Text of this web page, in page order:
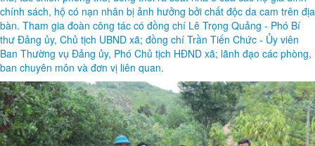
Chiều 08/7, đoàn công tác xã Minh Hòa do đồng chí Phạm Quang
Minh - Bí thư Đảng ủy, Chủ tịch HĐND xã làm Trưởng đoàn đã kiểm
tra thực địa một số công trình, dự án đầu tư công năm 2026; khảo sát
vị trí xây dựng khu căn cứ chiến đấu phục vụ diễn tập khu vực phòng
thủ, tác chiến phòng thủ; đồng thời rà soát nhà ở của các hộ gia đình
chính sách, hộ có nạn nhân bị ảnh hưởng bởi chất độc da cam trên địa
bàn. Tham gia đoàn công tác có đồng chí Lê Trọng Quảng - Phó Bí
thư Đảng ủy, Chủ tịch UBND xã; đồng chí Trần Tiến Chức - Ủy viên
Ban Thường vụ Đảng ủy, Phó Chủ tịch HĐND xã; lãnh đạo các phòng,
ban chuyên môn và đơn vị liên quan.